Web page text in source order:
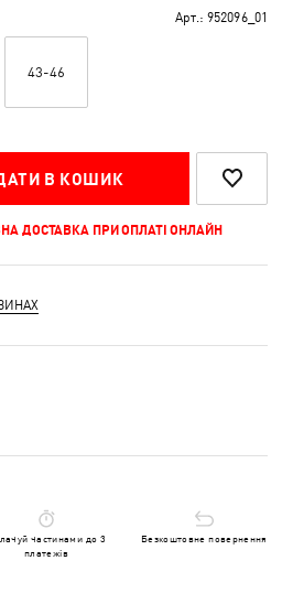
Арт.: 952096_01
43-46
В КОШИК
ДОСТАВКА ПРИ ОПЛАТІ ОНЛАЙН
частинами до 3
платежів
Безкоштовне повернення